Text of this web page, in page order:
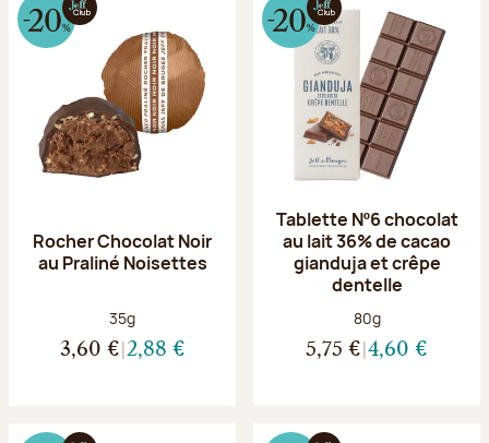
Rocher Chocolat Noir
au Praliné Noisettes
Poids net :
35g
3,60 € 2,88 €
Tablette Nº6 chocolat
au lait 36% de cacao
gianduja et crêpe
dentelle
Poids net :
80g
5,75 € 4,60 €